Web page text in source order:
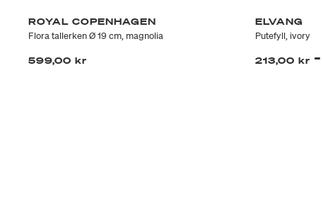
ROYAL COPENHAGEN
Flora tallerken Ø 19 cm, magnolia
599,00 kr
ELVANG
Putefyll, ivory
213,00 kr -